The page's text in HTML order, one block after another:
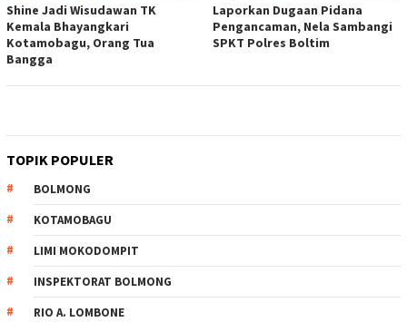
Shine Jadi Wisudawan TK
Kemala Bhayangkari
Kotamobagu, Orang Tua
Bangga
Laporkan Dugaan Pidana
Pengancaman, Nela Sambangi
SPKT Polres Boltim
TOPIK POPULER
BOLMONG
KOTAMOBAGU
LIMI MOKODOMPIT
INSPEKTORAT BOLMONG
RIO A. LOMBONE